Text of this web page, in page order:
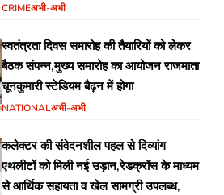
CRIMEअभी-अभी
स्वतंत्रता दिवस समारोह की तैयारियों को लेकर
बैठक संपन्न,मुख्य समारोह का आयोजन राजमाता
चूनकुमारी स्टेडियम बैढ़न में होगा
NATIONALअभी-अभी
कलेक्टर की संवेदनशील पहल से दिव्यांग
एथलीटों को मिली नई उड़ान,रेडक्रॉस के माध्यम
से आर्थिक सहायता व खेल सामग्री उपलब्ध,